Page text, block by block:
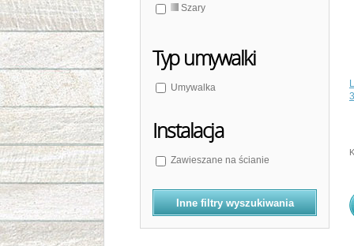
Szary
Typ umywalki
Umywalka
Instalacja
Zawieszane na ścianie
Inne filtry wyszukiwania